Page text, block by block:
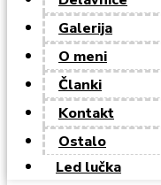
Galerija
O meni
Članki
Kontakt
Ostalo
Led lučka